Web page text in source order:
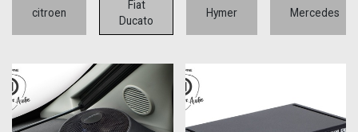
citroen
Fiat
Ducato
Hymer Mercedes